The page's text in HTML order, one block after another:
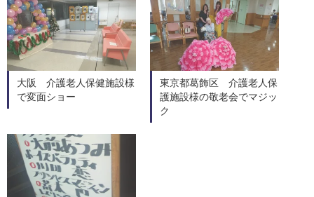
大阪 介護老人保健施設様
で変面ショー
東京都葛飾区 介護老人保
護施設様の敬老会でマジッ
ク